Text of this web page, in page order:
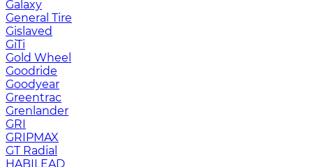
Galaxy
General Tire
Gislaved
GiTi
Gold Wheel
Goodride
Goodyear
Greentrac
Grenlander
GRI
GRIPMAX
GT Radial
HABILEAD